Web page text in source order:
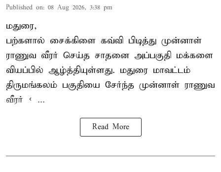
Published on: 08 Aug 2026, 3:38 pm
மதுரை,
பற்களால் சைக்கிளை கவ்வி பிடித்து முன்னாள்
ராணுவ வீரர் செய்த சாதனை அப்பகுதி மக்களை
வியப்பில் ஆழ்த்தியுள்ளது. மதுரை மாவட்டம்
திருமங்கலம் பகுதியை சேர்ந்த முன்னாள் ராணுவ
வீரர் < ...
Read More